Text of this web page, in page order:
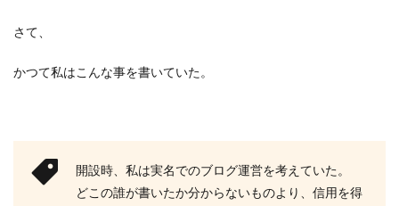
さて、
かつて私はこんな事を書いていた。
開設時、私は実名でのブログ運営を考えていた。
どこの誰が書いたか分からないものより、信用を得